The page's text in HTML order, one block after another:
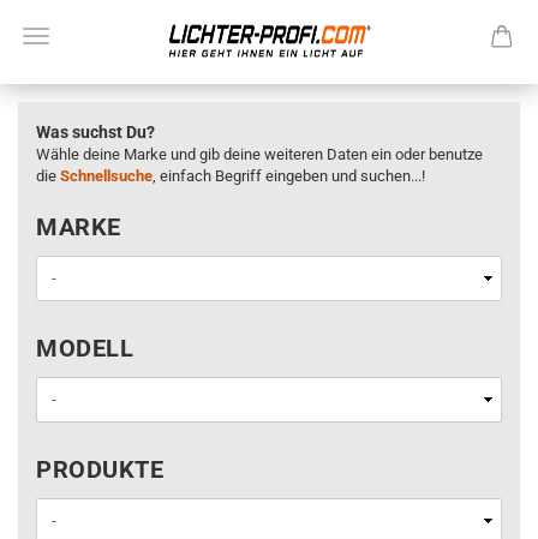
Was suchst Du?
Wähle deine Marke und gib deine weiteren Daten ein oder benutze
die Schnellsuche, einfach Begriff eingeben und suchen...!
MARKE
MARKE
MODELL
MODELL
PRODUKTE
PRODUKTE